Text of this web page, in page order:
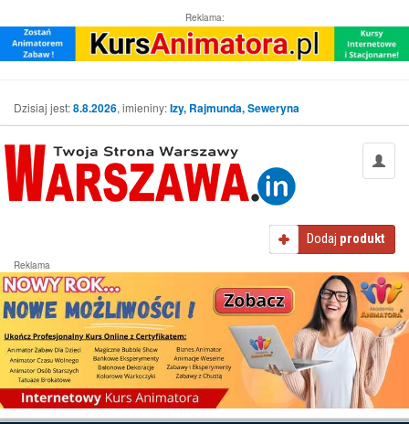
Reklama:
Dzisiaj jest:8.8.2026, imieniny:Izy, Rajmunda, Seweryna
Dodaj produkt
Reklama